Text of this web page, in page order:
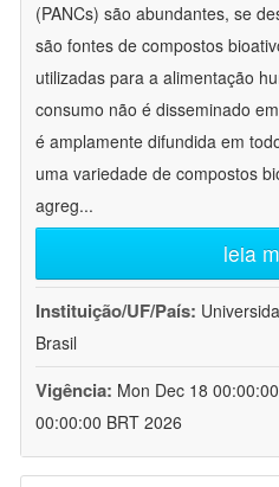
(PANCs) são abundantes, se
são fontes de compostos
utilizadas para a alimentação
consumo não é disseminado
é amplamente difundida em
uma variedade de compostos
agreg...
leia
Instituição/UF/País:
Brasil
Vigência: Mon Dec 18
00:00:00 BRT 2026